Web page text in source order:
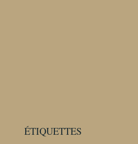
ÉTIQUETTES